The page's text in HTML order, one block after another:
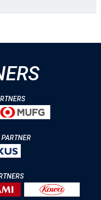
PARTNER